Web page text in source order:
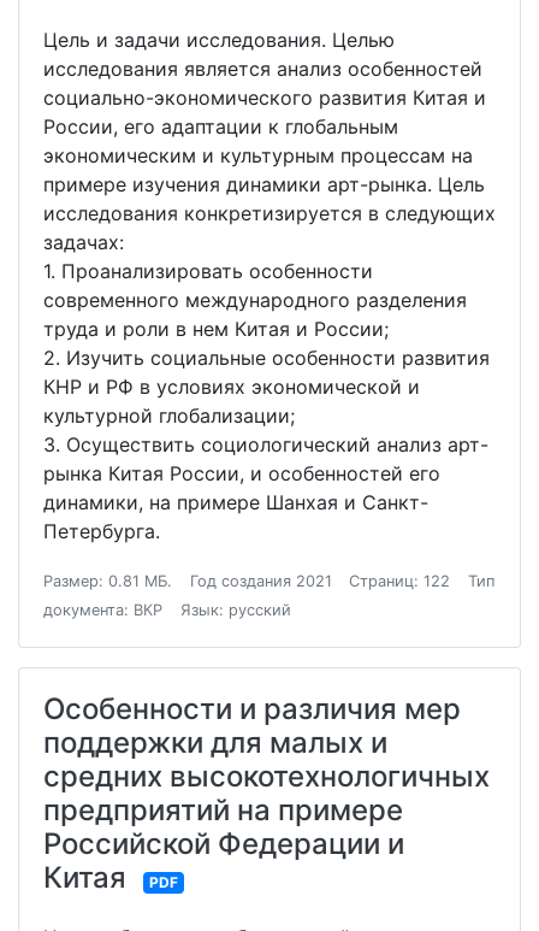
Цель и задачи исследования. Целью
исследования является анализ особенностей
социально-экономического развития Китая и
России, его адаптации к глобальным
экономическим и культурным процессам на
примере изучения динамики арт-рынка. Цель
исследования конкретизируется в следующих
задачах:
1. Проанализировать особенности
современного международного разделения
труда и роли в нем Китая и России;
2. Изучить социальные особенности развития
КНР и РФ в условиях экономической и
культурной глобализации;
3. Осуществить социологический анализ арт-
рынка Китая России, и особенностей его
динамики, на примере Шанхая и Санкт-
Петербурга.
Размер: 0.81 МБ. Год создания 2021 Страниц: 122
Тип
документа: ВКР
Язык: русский
Особенности и различия мер
поддержки для малых и
средних высокотехнологичных
предприятий на примере
Российской Федерации и
Китая
PDF